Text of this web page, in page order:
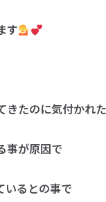
す
きたのに気付かれ
事が原因で
いるとの事で